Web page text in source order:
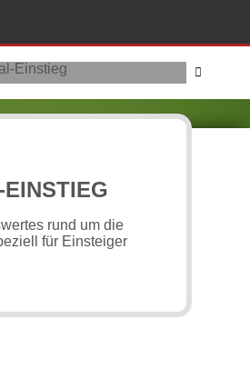
rund um die
für Einsteiger